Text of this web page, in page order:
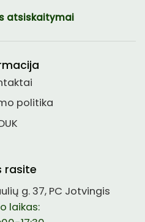
atsiskaitymai
politika
rasite
g. 37, PC Jotvingis
laikas: